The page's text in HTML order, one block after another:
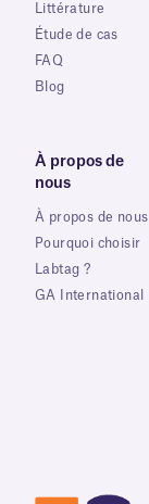
Littérature
Étude de cas
FAQ
Blog
À propos de
nous
À propos de nous
Pourquoi choisir
Labtag ?
GA International